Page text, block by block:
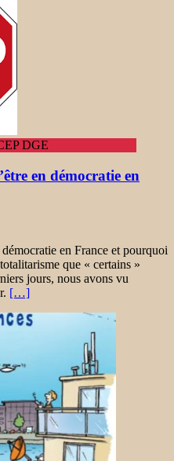
DGE
en démocratie en
en France et pourquoi
que « certains »
jours, nous avons vu
[…]